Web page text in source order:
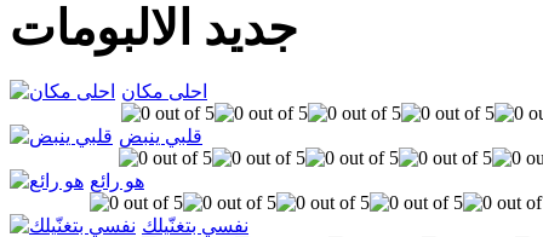
جديد الالبومات
احلى مكان
قلبي ينبض
هو رائع
نفسي بتغنّيلك